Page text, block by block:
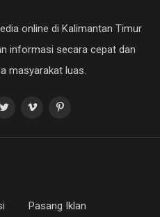
online di Kalimantan Timur
informasi secara cepat dan
masyarakat luas.
Pasang Iklan